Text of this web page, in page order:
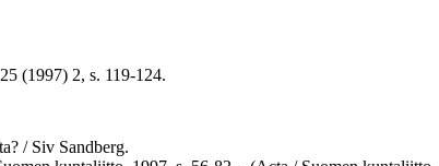
(1997) 2, s. 119-124.
/ Siv Sandberg.